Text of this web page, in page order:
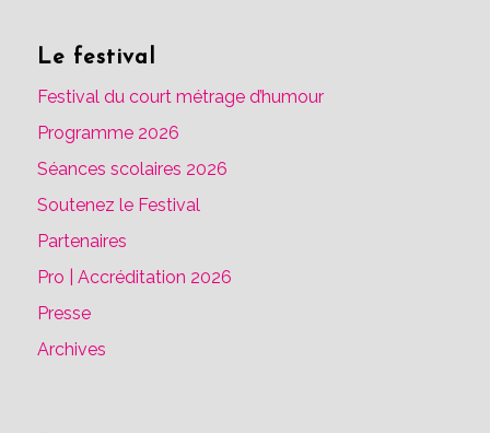
Le festival
Festival du court métrage d’humour
Programme 2026
Séances scolaires 2026
Soutenez le Festival
Partenaires
Pro | Accréditation 2026
Presse
Archives